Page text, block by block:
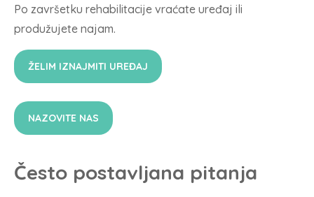
Po završetku rehabilitacije vraćate uređaj ili
produžujete najam.
ŽELIM IZNAJMITI UREĐAJ
NAZOVITE NAS
Često postavljana pitanja